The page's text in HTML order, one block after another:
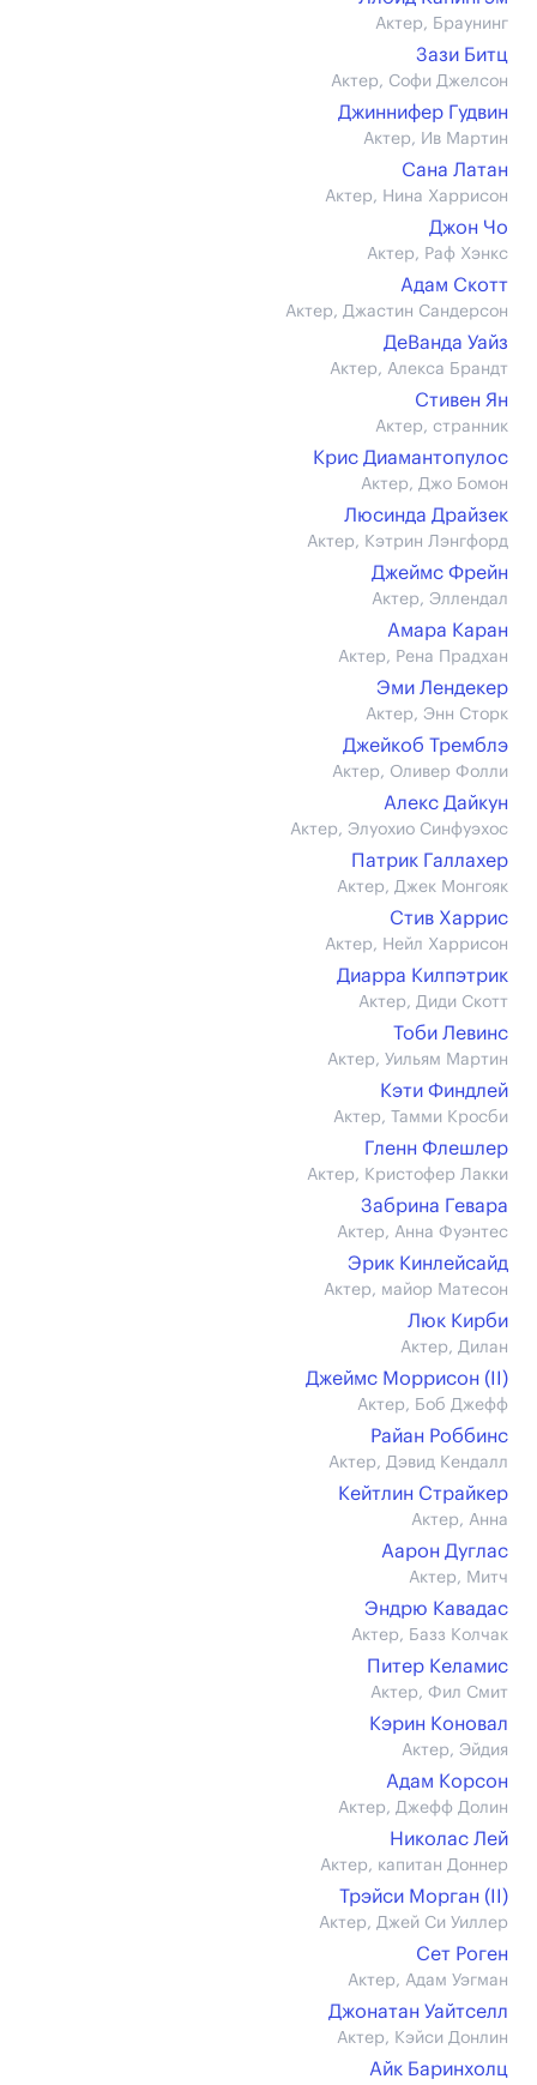
Актер, Браунинг
Зази Битц
Актер, Софи Джелсон
Джиннифер Гудвин
Актер, Ив Мартин
Сана Латан
Актер, Нина Харрисон
Джон Чо
Актер, Раф Хэнкс
Адам Скотт
Актер, Джастин Сандерсон
ДеВанда Уайз
Актер, Алекса Брандт
Стивен Ян
Актер, странник
Крис Диамантопулос
Актер, Джо Бомон
Люсинда Драйзек
Актер, Кэтрин Лэнгфорд
Джеймс Фрейн
Актер, Эллендал
Амара Каран
Актер, Рена Прадхан
Эми Лендекер
Актер, Энн Сторк
Джейкоб Тремблэ
Актер, Оливер Фолли
Алекс Дайкун
Актер, Элуохио Синфуэхос
Патрик Галлахер
Актер, Джек Монгояк
Стив Харрис
Актер, Нейл Харрисон
Диарра Килпэтрик
Актер, Диди Скотт
Тоби Левинс
Актер, Уильям Мартин
Кэти Финдлей
Актер, Тамми Кросби
Гленн Флешлер
Актер, Кристофер Лакки
Забрина Гевара
Актер, Анна Фуэнтес
Эрик Кинлейсайд
Актер, майор Матесон
Люк Кирби
Актер, Дилан
Джеймс Моррисон (II)
Актер, Боб Джефф
Райан Роббинс
Актер, Дэвид Кендалл
Кейтлин Страйкер
Актер, Анна
Аарон Дуглас
Актер, Митч
Эндрю Кавадас
Актер, Базз Колчак
Питер Келамис
Актер, Фил Смит
Кэрин Коновал
Актер, Эйдия
Адам Корсон
Актер, Джефф Долин
Николас Лей
Актер, капитан Доннер
Трэйси Морган (II)
Актер, Джей Си Уиллер
Сет Роген
Актер, Адам Уэгман
Джонатан Уайтселл
Актер, Кэйси Донлин
Айк Баринхолц